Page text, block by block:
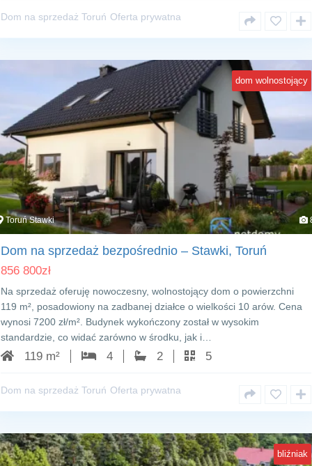
Dom na sprzedaż Toruń Oferta prywatna
dom wolnostojący
Toruń Stawki
Dom na sprzedaż bezpośrednio – Stawki, Toruń
856 800zł
Na sprzedaż oferuję nowoczesny, wolnostojący dom o powierzchni
119 m², posadowiony na zadbanej działce o wielkości 10 arów. Cena
wynosi 7200 zł/m². Budynek wykończony został w wysokim
standardzie, co widać zarówno w środku, jak i…
119 m² 4 2 5
Dom na sprzedaż Toruń Oferta prywatna
bliźniak